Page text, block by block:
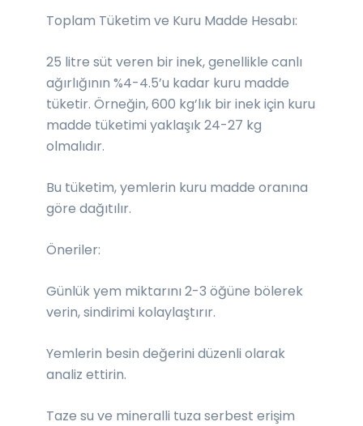
Toplam Tüketim ve Kuru Madde Hesabı:
25 litre süt veren bir inek, genellikle canlı
ağırlığının %4-4.5’u kadar kuru madde
tüketir. Örneğin, 600 kg’lık bir inek için kuru
madde tüketimi yaklaşık 24-27 kg
olmalıdır.
Bu tüketim, yemlerin kuru madde oranına
göre dağıtılır.
Öneriler:
Günlük yem miktarını 2-3 öğüne bölerek
verin, sindirimi kolaylaştırır.
Yemlerin besin değerini düzenli olarak
analiz ettirin.
Taze su ve mineralli tuza serbest erişim